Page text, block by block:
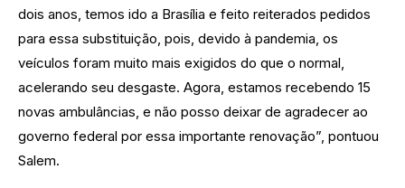
dois anos, temos ido a Brasília e feito reiterados pedidos
para essa substituição, pois, devido à pandemia, os
veículos foram muito mais exigidos do que o normal,
acelerando seu desgaste. Agora, estamos recebendo 15
novas ambulâncias, e não posso deixar de agradecer ao
governo federal por essa importante renovação”, pontuou
Salem.